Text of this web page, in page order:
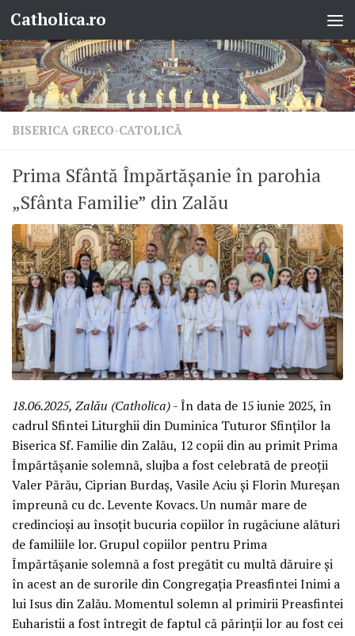
Skip to content
Catholica.ro
BISERICA GRECO-CATOLICĂ
Prima Sfântă Împărtășanie în parohia
„Sfânta Familie” din Zalău
18.06.2025, Zalău (Catholica)- În data de 15 iunie 2025, în
cadrul Sfintei Liturghii din Duminica Tuturor Sfinților la
Biserica Sf. Familie din Zalău, 12 copii din au primit Prima
Împărtășanie solemnă, slujba a fost celebrată de preoții
Valer Părău, Ciprian Burdaș, Vasile Aciu și Florin Mureșan
împreună cu dc. Levente Kovacs. Un număr mare de
credincioși au însoțit bucuria copiilor în rugăciune alături
de familiile lor. Grupul copiilor pentru Prima
Împărtășanie solemnă a fost pregătit cu multă dăruire și
în acest an de surorile din Congregația Preasfintei Inimi a
lui Isus din Zalău. Momentul solemn al primirii Preasfintei
Euharistii a fost întregit de faptul că părinții lor au fost cei